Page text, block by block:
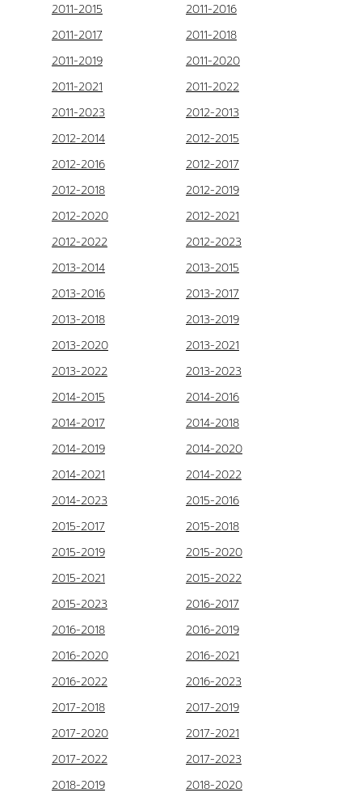
2011-2015
2011-2016
2011-2017
2011-2018
2011-2019
2011-2020
2011-2021
2011-2022
2011-2023
2012-2013
2012-2014
2012-2015
2012-2016
2012-2017
2012-2018
2012-2019
2012-2020
2012-2021
2012-2022
2012-2023
2013-2014
2013-2015
2013-2016
2013-2017
2013-2018
2013-2019
2013-2020
2013-2021
2013-2022
2013-2023
2014-2015
2014-2016
2014-2017
2014-2018
2014-2019
2014-2020
2014-2021
2014-2022
2014-2023
2015-2016
2015-2017
2015-2018
2015-2019
2015-2020
2015-2021
2015-2022
2015-2023
2016-2017
2016-2018
2016-2019
2016-2020
2016-2021
2016-2022
2016-2023
2017-2018
2017-2019
2017-2020
2017-2021
2017-2022
2017-2023
2018-2019
2018-2020